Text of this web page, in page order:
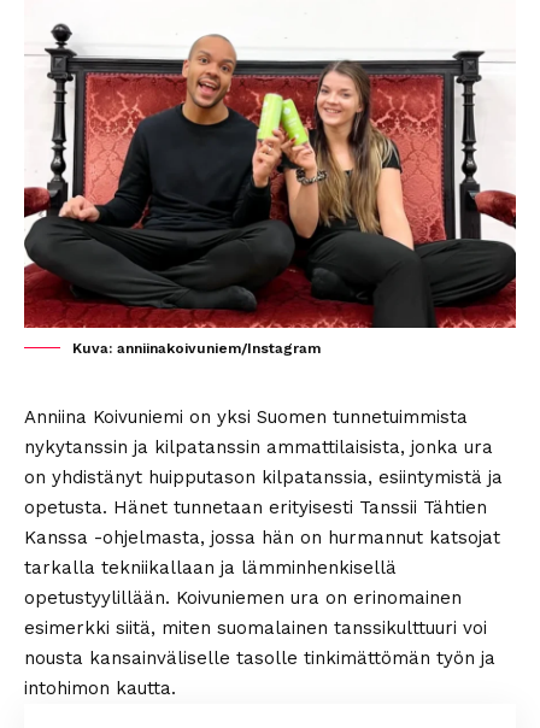
Kuva: anniinakoivuniem/Instagram
Anniina Koivuniemi on yksi Suomen tunnetuimmista
nykytanssin ja kilpatanssin ammattilaisista, jonka ura
on yhdistänyt huipputason kilpatanssia, esiintymistä ja
opetusta. Hänet tunnetaan erityisesti Tanssii Tähtien
Kanssa -ohjelmasta, jossa hän on hurmannut katsojat
tarkalla tekniikallaan ja lämminhenkisellä
opetustyylillään. Koivuniemen ura on erinomainen
esimerkki siitä, miten suomalainen tanssikulttuuri voi
nousta kansainväliselle tasolle tinkimättömän työn ja
intohimon kautta.